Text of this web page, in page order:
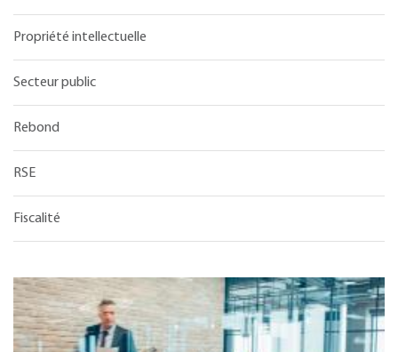
Propriété intellectuelle
Secteur public
Rebond
RSE
Fiscalité